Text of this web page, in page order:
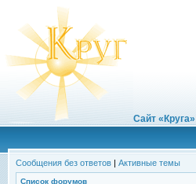
Сайт «Круга»
Сообщения без ответов | Активные темы
Список форумов